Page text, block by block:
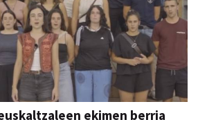
ekimen berria